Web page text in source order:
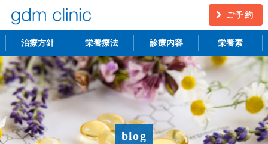
ご予約
治療方針 栄養療法 診療内容
不妊治療 うつ・慢性疲労
アンチエイジング 更年期障害
アトピー性皮膚炎 ニキビ・シミ
栄養素
blog